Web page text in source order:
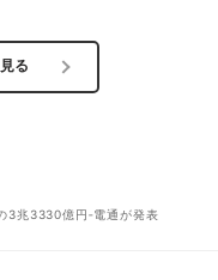
る
3兆3330億円‐電通が発表